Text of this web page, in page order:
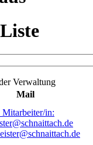
Verwaltung
Mail